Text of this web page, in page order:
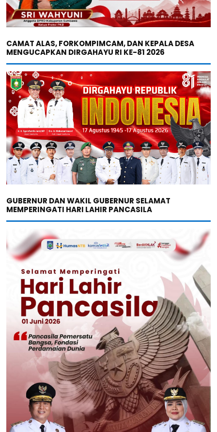
CAMAT ALAS, FORKOMPIMCAM, DAN KEPALA DESA
MENGUCAPKAN DIRGAHAYU RI KE-81 2026
GUBERNUR DAN WAKIL GUBERNUR SELAMAT
MEMPERINGATI HARI LAHIR PANCASILA